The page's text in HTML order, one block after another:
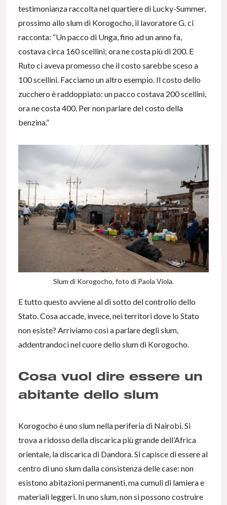
testimonianza raccolta nel quartiere di Lucky-Summer,
prossimo allo slum di Korogocho, il lavoratore G. ci
racconta: “Un pacco di Unga, fino ad un anno fa,
costava circa 160 scellini; ora ne costa più di 200. E
Ruto ci aveva promesso che il costo sarebbe sceso a
100 scellini. Facciamo un altro esempio. Il costo dello
zucchero è raddoppiato: un pacco costava 200 scellini,
ora ne costa 400. Per non parlare del costo della
benzina.”
Slum di Korogocho, foto di Paola Viola.
E tutto questo avviene al di sotto del controllo dello
Stato. Cosa accade, invece, nei territori dove lo Stato
non esiste? Arriviamo così a parlare degli slum,
addentrandoci nel cuore dello slum di Korogocho.
Cosa vuol dire essere un
abitante dello slum
Korogocho è uno slum nella periferia di Nairobi. Si
trova a ridosso della discarica più grande dell’Africa
orientale, la discarica di Dandora. Si capisce di essere al
centro di uno slum dalla consistenza delle case: non
esistono abitazioni permanenti, ma cumuli di lamiera e
materiali leggeri. In uno slum, non si possono costruire